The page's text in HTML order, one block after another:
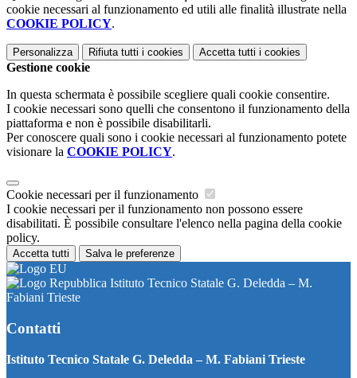
cookie necessari al funzionamento ed utili alle finalità illustrate nella
COOKIE POLICY.
Personalizza Rifiuta tutti i cookies Accetta tutti i cookies
Gestione cookie
In questa schermata è possibile scegliere quali cookie consentire.
I cookie necessari sono quelli che consentono il funzionamento della
piattaforma e non è possibile disabilitarli.
Per conoscere quali sono i cookie necessari al funzionamento potete
visionare la COOKIE POLICY.
Cookie necessari per il funzionamento
I cookie necessari per il funzionamento non possono essere
disabilitati. È possibile consultare l'elenco nella pagina della cookie
policy.
Accetta tutti Salva le preferenze
Istituto Tecnico Statale G. Deledda – M.
Fabiani Trieste
Contatti
Istituto Tecnico Statale G. Deledda – M. Fabiani Trieste